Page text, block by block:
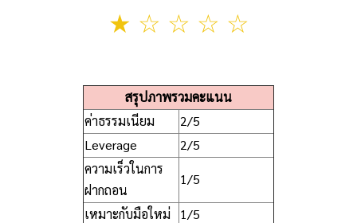
★ ☆ ☆ ☆ ☆
สรุปภาพรวมคะแนน
ค่าธรรมเนียม
2/5
Leverage
2/5
ความเร็วในการ
ฝากถอน
1/5
เหมาะกับมือใหม่
1/5